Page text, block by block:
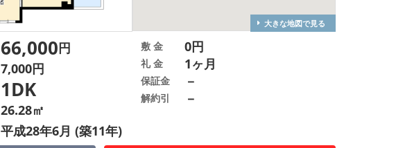
大きな地図で見る
66,000円
7,000円
1DK
26.28㎡
平成28年6月 (築11年)
敷 金 0円
礼 金 1ヶ月
保証金 －
解約引 －